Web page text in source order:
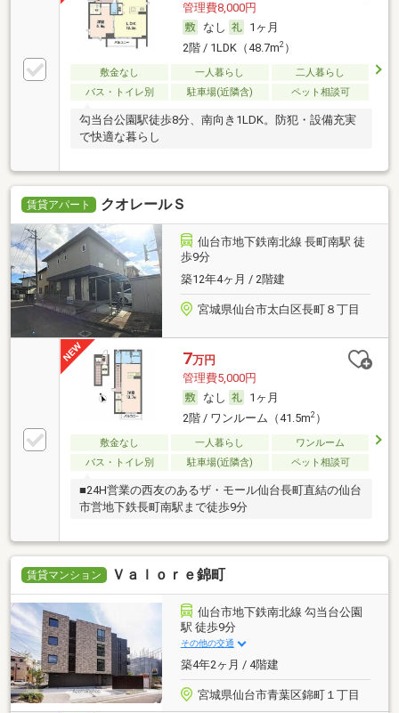
管理費8,000円
なし
1ヶ月
2階 / 1LDK（48.7m2）
敷金なし 一人暮らし
二人暮らし
バス・トイレ別
駐車場(近隣含) ペット相談可
勾当台公園駅徒歩8分、南向き1LDK。防犯・設備充実
で快適な暮らし
賃貸アパート クオレールＳ
仙台市地下鉄南北線 長町南駅 徒
歩9分
築12年4ヶ月 / 2階建
宮城県仙台市太白区長町８丁目
7万円
管理費5,000円
なし
1ヶ月
2階 / ワンルーム（41.5m2）
敷金なし 一人暮らし
ワンルーム
バス・トイレ別
駐車場(近隣含) ペット相談可
■24H営業の西友のあるザ・モール仙台長町直結の仙台
市営地下鉄長町南駅まで徒歩9分
賃貸マンション Ｖａｌｏｒｅ錦町
仙台市地下鉄南北線 勾当台公園
駅 徒歩9分
その他の交通
築4年2ヶ月 / 4階建
宮城県仙台市青葉区錦町１丁目